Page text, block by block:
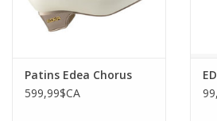
Patins Edea Chorus
599,99$CA